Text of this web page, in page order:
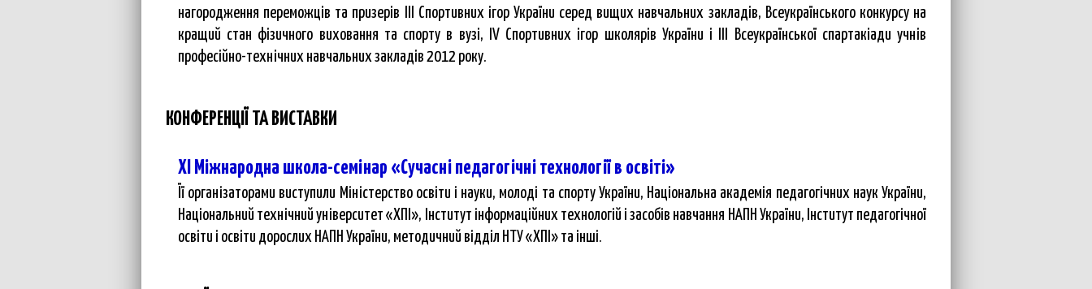
нагородження переможців та призерів ІІІ Спортивних ігор України серед вищих навчальних закладів, Всеукраїнського конкурсу на
кращий стан фізичного виховання та спорту в вузі, IV Спортивних ігор школярів України і III Всеукраїнської спартакіади учнів
професійно-технічних навчальних закладів 2012 року.
КОНФЕРЕНЦІЇ ТА ВИСТАВКИ
ХI Міжнародна школа-семінар «Сучасні педагогічні технології в освіті»
Її організаторами виступили Міністерство освіти і науки, молоді та спорту України, Національна академія педагогічних наук України,
Національний технічний університет «ХПІ», Інститут інформаційних технологій і засобів навчання НАПН України, Інститут педагогічної
освіти і освіти дорослих НАПН України, методичний відділ НТУ «ХПІ» та інші.